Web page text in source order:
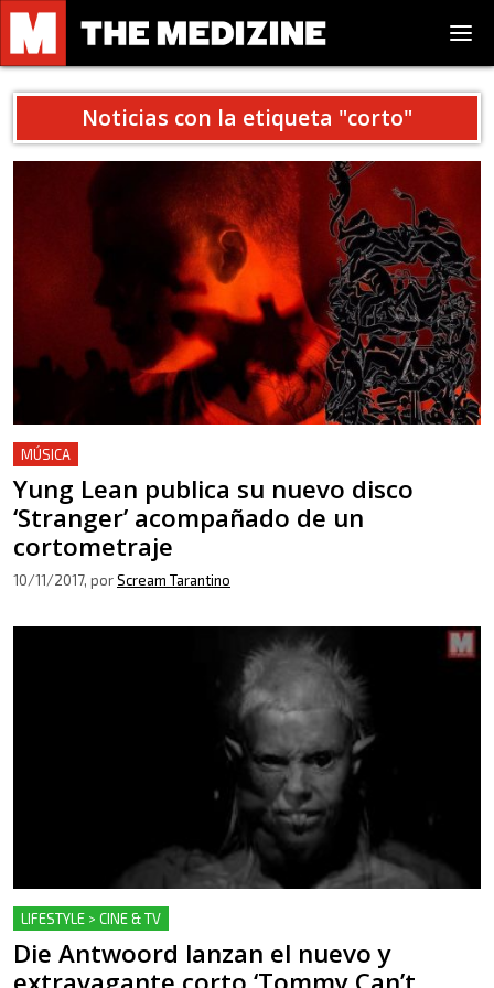
Noticias con la etiqueta "corto"
MÚSICA
Yung Lean publica su nuevo disco
‘Stranger’ acompañado de un
cortometraje
10/11/2017, porScream Tarantino
LIFESTYLE > CINE & TV
Die Antwoord lanzan el nuevo y